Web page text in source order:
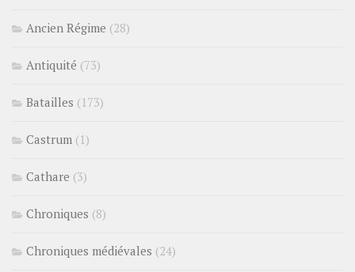
Ancien Régime (28)
Antiquité (73)
Batailles (173)
Castrum (1)
Cathare (3)
Chroniques (8)
Chroniques médiévales (24)